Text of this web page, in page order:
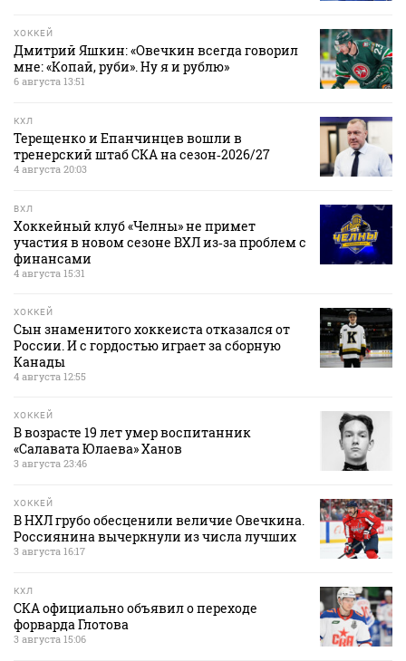
ХОККЕЙ
Дмитрий Яшкин: «Овечкин всегда говорил
мне: «Копай, руби». Ну я и рублю»
6 августа 13:51
КХЛ
Терещенко и Епанчинцев вошли в
тренерский штаб СКА на сезон‑2026/27
4 августа 20:03
ВХЛ
Хоккейный клуб «Челны» не примет
участия в новом сезоне ВХЛ из‑за проблем с
финансами
4 августа 15:31
ХОККЕЙ
Сын знаменитого хоккеиста отказался от
России. И с гордостью играет за сборную
Канады
4 августа 12:55
ХОККЕЙ
В возрасте 19 лет умер воспитанник
«Салавата Юлаева» Ханов
3 августа 23:46
ХОККЕЙ
В НХЛ грубо обесценили величие Овечкина.
Россиянина вычеркнули из числа лучших
3 августа 16:17
КХЛ
СКА официально объявил о переходе
форварда Глотова
3 августа 15:06